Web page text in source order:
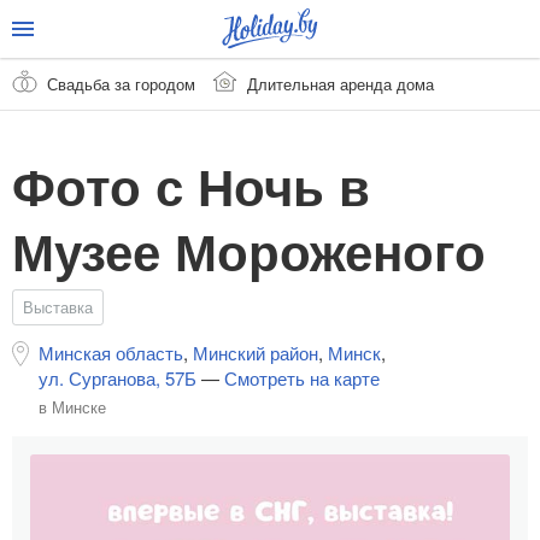
Свадьба за городом Длительная аренда дома
Фото с Ночь в
Музее Мороженого
Выставка
Минская область, Минский район, Минск,
ул. Сурганова, 57Б —Смотреть на карте
в Минске